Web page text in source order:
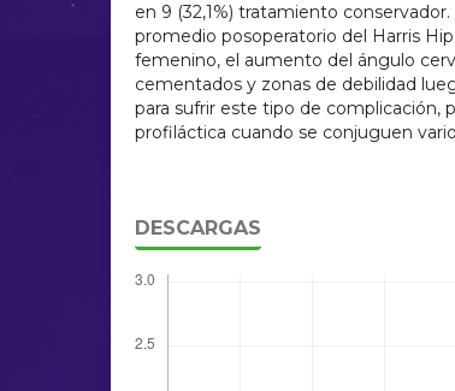
en 9 (32,1%) tratamiento
promedio posoperatorio del Harris
femenino, el aumento del ángulo
cementados y zonas de debilidad
para sufrir este tipo de complicación,
profiláctica cuando se conjuguen
DESCARGAS